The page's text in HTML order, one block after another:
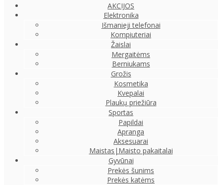
AKCIJOS
Elektronika
Išmanieji telefonai
Kompiuteriai
Žaislai
Mergaitėms
Berniukams
Grožis
Kosmetika
Kvepalai
Plaukų priežiūra
Sportas
Papildai
Apranga
Aksesuarai
Maistas|Maisto pakaitalai
Gyvūnai
Prekės šunims
Prekės katėms